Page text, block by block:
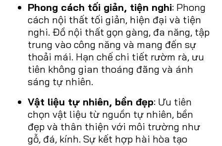
Phong cách tối giản, tiện nghi: Phong
cách nội thất tối giản, hiện đại và tiện
nghi. Đồ nội thất gọn gàng, đa năng, tập
trung vào công năng và mang đến sự
thoải mái. Hạn chế chi tiết rườm rà, ưu
tiên không gian thoáng đãng và ánh
sáng tự nhiên.
Vật liệu tự nhiên, bền đẹp: Ưu tiên
chọn vật liệu từ nguồn tự nhiên, bền
đẹp và thân thiện với môi trường như
gỗ, đá, kính. Sự kết hợp hài hòa tạo